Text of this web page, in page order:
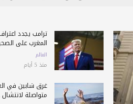
ترامب يجدد
المغرب على
العالم
منذ 5 أيام
غرق شابين في
متواصلة